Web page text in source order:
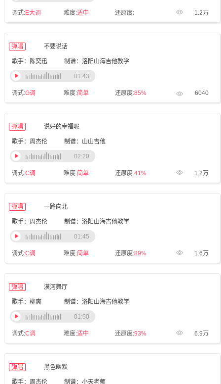
调式:E大调 难度:适中 还原度: 1.2万
弹唱 不要说话
歌手：陈奕迅 制谱：洛阳山海吉他教学
调式:G调 难度:简单 还原度:85% 6040
01:43
弹唱 说好的幸福呢
歌手：周杰伦 制谱：山山吉他
调式:C调 难度:简单 还原度:41% 1.2万
02:20
弹唱 一路向北
歌手：周杰伦 制谱：洛阳山海吉他教学
调式:C调 难度:简单 还原度:89% 1.6万
01:45
弹唱 漠河舞厅
歌手：柳爽 制谱：洛阳山海吉他教学
调式:C调 难度:适中 还原度:93% 6.9万
01:50
弹唱 黑色幽默
歌手：周杰伦 制谱：小天老师